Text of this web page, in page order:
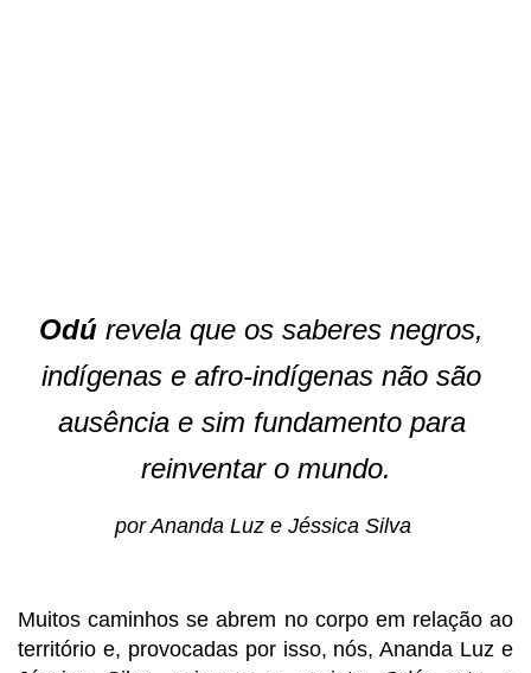
Odú revela que os saberes negros,
indígenas e afro-indígenas não são
ausência e sim fundamento para
reinventar o mundo.
por Ananda Luz e Jéssica Silva
Muitos caminhos se abrem no corpo em relação ao
território e, provocadas por isso, nós, Ananda Luz e